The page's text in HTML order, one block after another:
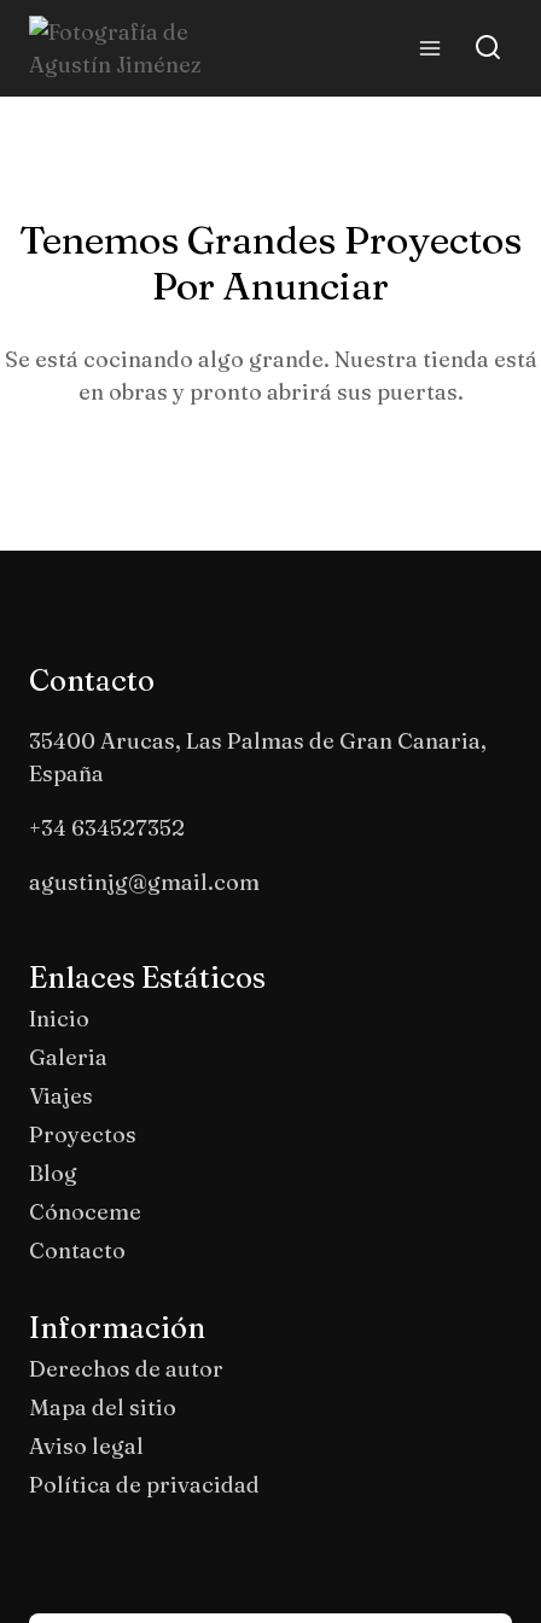
Skip
content
Tenemos Grandes Proyectos
Por Anunciar
Se está cocinando algo grande. Nuestra tienda está
en obras y pronto abrirá sus puertas.
Contacto
35400 Arucas, Las Palmas de Gran Canaria,
España
+34 634527352
agustinjg@gmail.com
Enlaces Estáticos
Inicio
Galeria
Viajes
Proyectos
Blog
Cónoceme
Contacto
Información
Derechos de autor
Mapa del sitio
Aviso legal
Política de privacidad